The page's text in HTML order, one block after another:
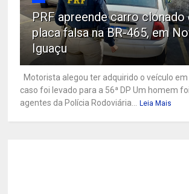
PRF apreende carro
placa falsa na BR-465, em
Iguaçu
Motorista alegou ter adquirido o veículo
caso foi levado para a 56ª DP Um homem
agentes da Polícia Rodoviária...
Leia Mais